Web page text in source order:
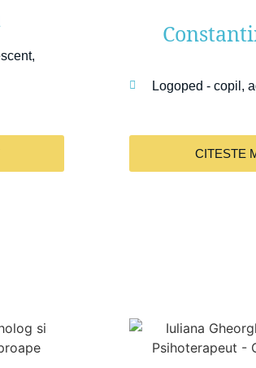
Logoped - copil,
CITESTE